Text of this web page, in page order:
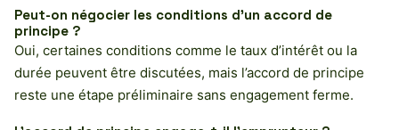
Peut-on négocier les conditions d’un accord de
principe ?
Oui, certaines conditions comme le taux d’intérêt ou la
durée peuvent être discutées, mais l’accord de principe
reste une étape préliminaire sans engagement ferme.